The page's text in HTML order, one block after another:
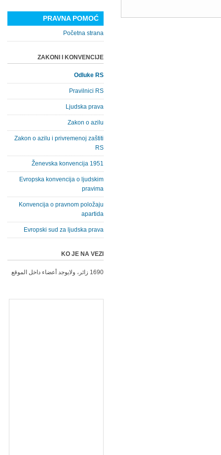
PRAVNA POMOĆ
Početna strana
ZAKONI I KONVENCIJE
Odluke RS
Pravilnici RS
Ljudska prava
Zakon o azilu
Zakon o azilu i privremenoj zaštiti
RS
Ženevska konvencija 1951
Evropska konvencija o ljudskim
pravima
Konvencija o pravnom položaju
apartida
Evropski sud za ljudska prava
KO JE NA VEZI
1690 زائر، ولايوجد أعضاء داخل الموقع